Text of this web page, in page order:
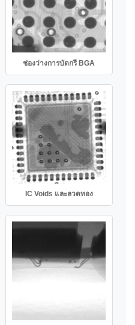
ช่องว่างการบัดกรี BGA
IC Voids และลวดทอง